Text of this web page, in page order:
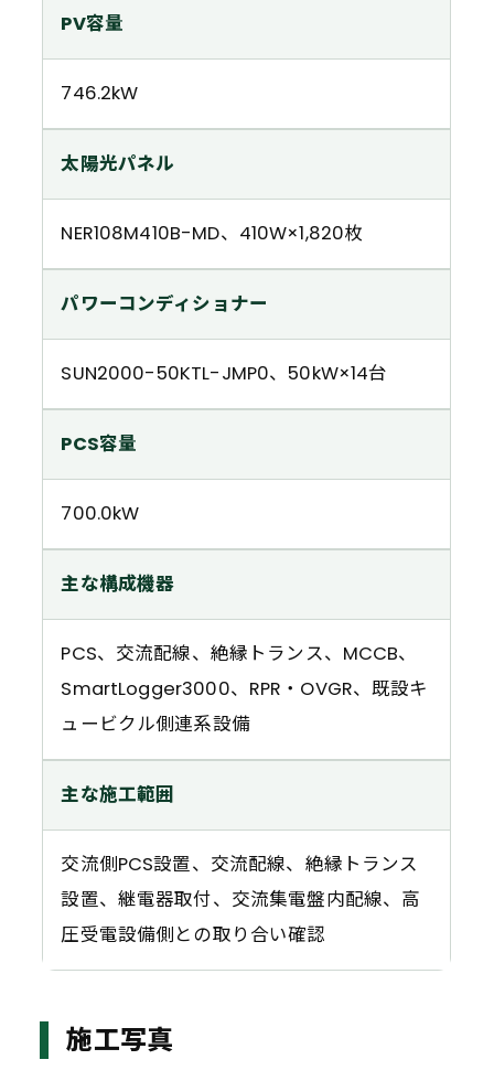
PV容量
746.2kW
太陽光パネル
NER108M410B-MD、410W×1,820枚
パワーコンディショナー
SUN2000-50KTL-JMP0、50kW×14台
PCS容量
700.0kW
主な構成機器
PCS、交流配線、絶縁トランス、MCCB、
SmartLogger3000、RPR・OVGR、既設キ
ュービクル側連系設備
主な施工範囲
交流側PCS設置、交流配線、絶縁トランス
設置、継電器取付、交流集電盤内配線、高
圧受電設備側との取り合い確認
施工写真